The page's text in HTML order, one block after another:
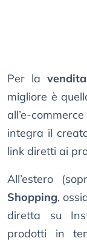
Per la
migliore è
all’e-
integra il
link diretti ai
All’estero
Shopping,
diretta su
prodotti in